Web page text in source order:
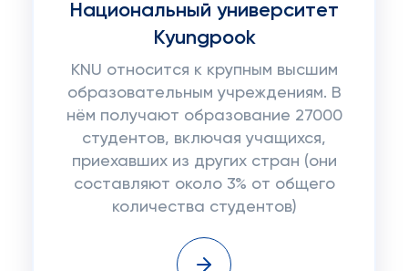
Национальный университет
Kyungpook
KNU относится к крупным высшим
образовательным учреждениям. В
нём получают образование 27000
студентов, включая учащихся,
приехавших из других стран (они
составляют около 3% от общего
количества студентов)